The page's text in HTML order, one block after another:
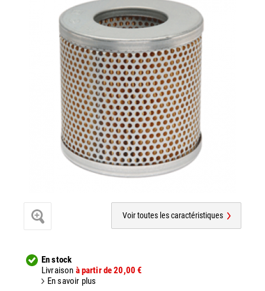
Voir toutes les caractéristiques
En stock
Livraison à partir de 20,00 €
En savoir plus